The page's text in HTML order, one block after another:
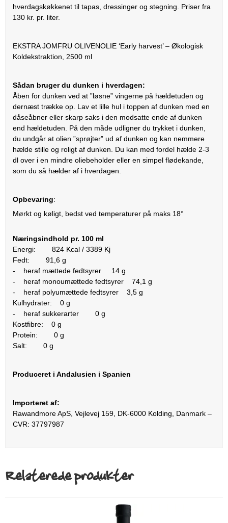
hverdagskøkkenet til tapas, dressinger og stegning. Priser fra
130 kr. pr. liter.
EKSTRA JOMFRU OLIVENOLIE ‘Early harvest’ – Økologisk
Koldekstraktion, 2500 ml
Sådan bruger du dunken i hverdagen:
Åben for dunken ved at ”løsne” vingerne på hældetuden og
dernæst trække op. Lav et lille hul i toppen af dunken med en
dåseåbner eller skarp saks i den modsatte ende af dunken
end hældetuden. På den måde udligner du trykket i dunken,
du undgår at olien ”sprøjter” ud af dunken og kan nemmere
hælde stille og roligt af dunken. Du kan med fordel hælde 2-3
dl over i en mindre oliebeholder eller en simpel flødekande,
som du så hælder af i hverdagen.
Opbevaring:
Mørkt og køligt, bedst ved temperaturer på maks 18°
Næringsindhold pr. 100 ml
Energi: 824 Kcal / 3389 Kj
Fedt: 91,6 g
- heraf mættede fedtsyrer 14 g
- heraf monoumættede fedtsyrer 74,1 g
- heraf polyumættede fedtsyrer 3,5 g
Kulhydrater: 0 g
- heraf sukkerarter 0 g
Kostfibre: 0 g
Protein: 0 g
Salt: 0 g
Produceret i Andalusien i Spanien
Importeret af:
Rawandmore ApS, Vejlevej 159, DK-6000 Kolding, Danmark –
CVR: 37797987
Relaterede produkter